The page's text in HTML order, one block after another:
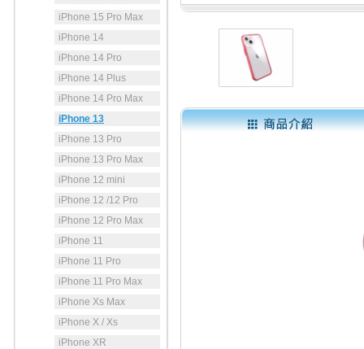
iPhone 15 Pro Max
iPhone 14
iPhone 14 Pro
iPhone 14 Plus
iPhone 14 Pro Max
iPhone 13
iPhone 13 Pro
iPhone 13 Pro Max
iPhone 12 mini
iPhone 12 /12 Pro
iPhone 12 Pro Max
iPhone 11
iPhone 11 Pro
iPhone 11 Pro Max
iPhone Xs Max
iPhone X / Xs
iPhone XR